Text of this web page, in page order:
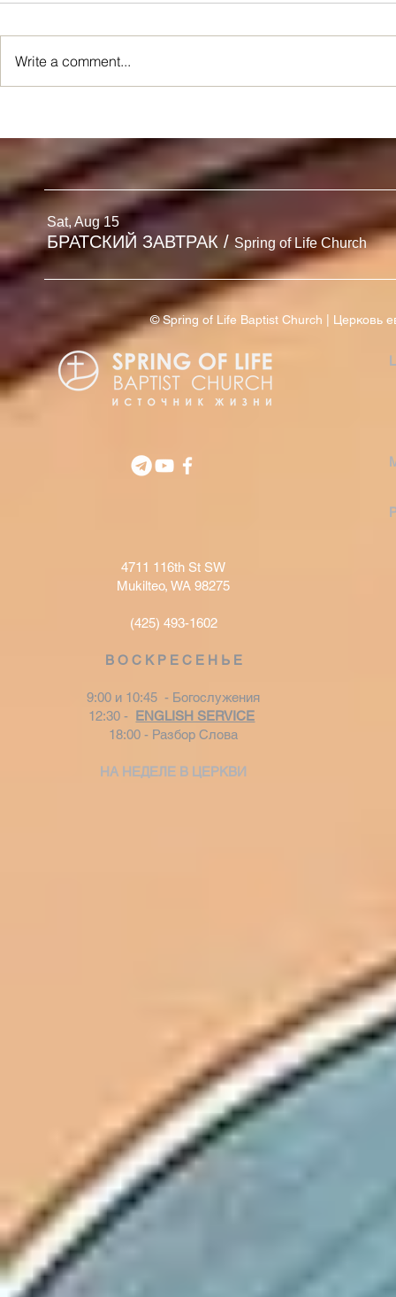
'26
Write a comment...
Sat, Aug 15
БРАТСКИЙ ЗАВТРАК / Spring of Life Church
© Spring of Life Baptist Church | Церковь
4711 116th St SW
Mukilteo, WA 98275
(425) 493-1602
В О С К Р Е С Е Н Ь Е
9:00 и 10:45 - Богослужения
12:30 - ENGLISH SERVICE
18:00 - Разбор Слова
НА НЕДЕЛЕ В ЦЕРКВИ